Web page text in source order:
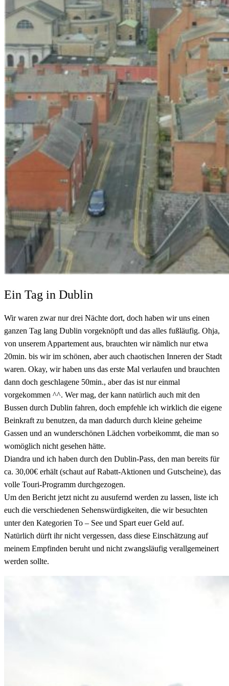
Ein Tag in Dublin
Wir waren zwar nur drei Nächte dort, doch haben wir uns einen
ganzen Tag lang Dublin vorgeknöpft und das alles fußläufig. Ohja,
von unserem Appartement aus, brauchten wir nämlich nur etwa
20min. bis wir im schönen, aber auch chaotischen Inneren der Stadt
waren. Okay, wir haben uns das erste Mal verlaufen und brauchten
dann doch geschlagene 50min., aber das ist nur einmal
vorgekommen ^^. Wer mag, der kann natürlich auch mit den
Bussen durch Dublin fahren, doch empfehle ich wirklich die eigene
Beinkraft zu benutzen, da man dadurch durch kleine geheime
Gassen und an wunderschönen Lädchen vorbeikommt, die man so
womöglich nicht gesehen hätte.
Diandra und ich haben durch den Dublin-Pass, den man bereits für
ca. 30,00€ erhält (schaut auf Rabatt-Aktionen und Gutscheine), das
volle Touri-Programm durchgezogen.
Um den Bericht jetzt nicht zu ausufernd werden zu lassen, liste ich
euch die verschiedenen Sehenswürdigkeiten, die wir besuchten
unter den Kategorien To – See und Spart euer Geld auf.
Natürlich dürft ihr nicht vergessen, dass diese Einschätzung auf
meinem Empfinden beruht und nicht zwangsläufig verallgemeinert
werden sollte.